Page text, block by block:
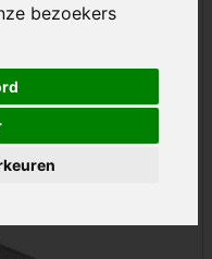
bezoekers